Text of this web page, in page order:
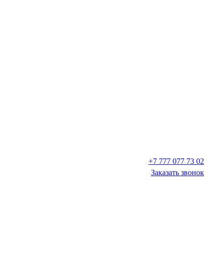
+7 777 077 73 02
Заказать звонок